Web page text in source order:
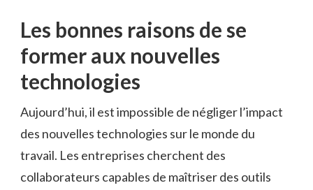
Les bonnes raisons de se
former aux nouvelles
technologies
Aujourd’hui, il est impossible de négliger l’impact
des nouvelles technologies sur le monde du
travail. Les entreprises cherchent des
collaborateurs capables de maîtriser des outils